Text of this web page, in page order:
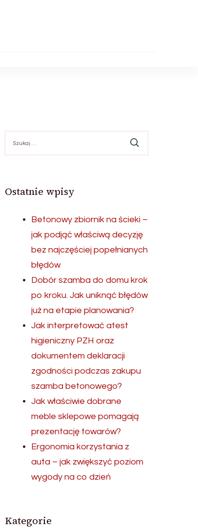
Ostatnie wpisy
Betonowy zbiornik na ścieki –
jak podjąć właściwą decyzję
bez najczęściej popełnianych
błędów
Dobór szamba do domu krok
po kroku. Jak uniknąć błędów
już na etapie planowania?
Jak interpretować atest
higieniczny PZH oraz
dokumentem deklaracji
zgodności podczas zakupu
szamba betonowego?
Jak właściwie dobrane
meble sklepowe pomagają
prezentację towarów?
Ergonomia korzystania z
auta – jak zwiększyć poziom
wygody na co dzień
Kategorie